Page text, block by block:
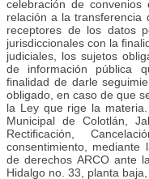
celebración de
relación a la transferencia
receptores de los datos
jurisdiccionales con la
judiciales, los sujetos
de información pública
finalidad de darle
obligado, en caso de que
la Ley que rige la
Municipal de Colotlán,
Rectificación,
consentimiento, mediante
de derechos ARCO ante
Hidalgo no. 33, planta